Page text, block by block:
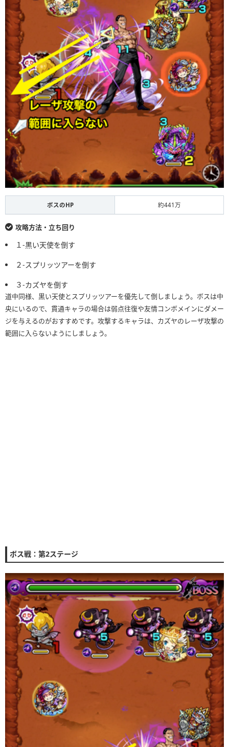
ボスのHP 約441万
攻略方法・立ち回り
１-黒い天使を倒す
２-スプリッツアーを倒す
３-カズヤを倒す
道中同様、黒い天使とスプリッツアーを優先して倒しましょう。ボスは中
央にいるので、貫通キャラの場合は弱点往復や友情コンボメインにダメー
ジを与えるのがおすすめです。攻撃するキャラは、カズヤのレーザ攻撃の
範囲に入らないようにしましょう。
ボス戦：第2ステージ